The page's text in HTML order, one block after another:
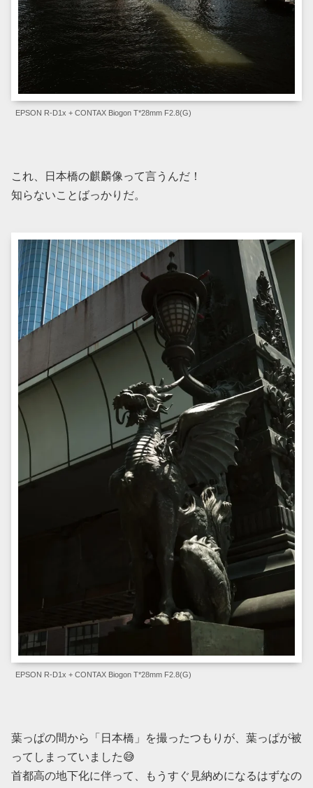
EPSON R-D1x + CONTAX Biogon T*28mm F2.8(G)
これ、日本橋の麒麟像って言うんだ！
知らないことばっかりだ。
EPSON R-D1x + CONTAX Biogon T*28mm F2.8(G)
葉っぱの間から「日本橋」を撮ったつもりが、葉っぱが被
ってしまっていました😅
首都高の地下化に伴って、もうすぐ見納めになるはずなの